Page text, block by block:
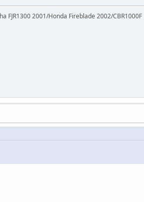
2001/Honda Fireblade 2002/